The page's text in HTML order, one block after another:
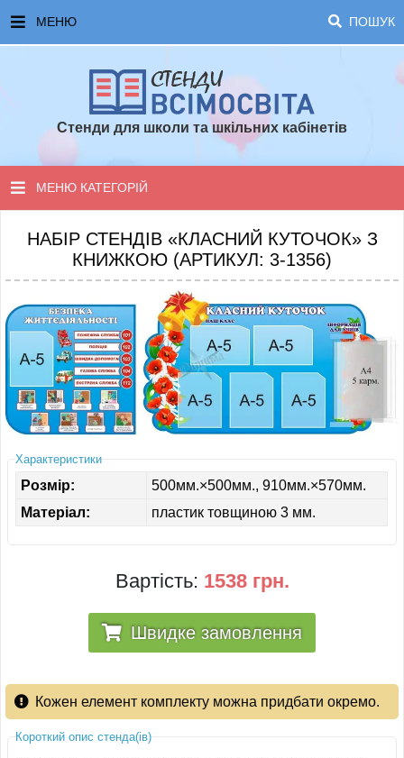
МЕНЮ ПОШУК
ЧАСТІ ЗАПИТАННЯ ТА ВІДПОВІДІ
ТОПОВІ ПРОПОЗИЦІЇ
Стенди для школи та шкільних кабінетів
МЕНЮ КАТЕГОРІЙ
СТЕНДИ ДЛЯ НУШ
СТЕНДИ ДЛЯ ПОЧАТКОВОЇ ШКОЛИ
СТЕНДИ ДЛЯ КАБІНЕТІВ
СТЕНДИ ДЛЯ ШКОЛИ
ІНШЕ
НАБІР СТЕНДІВ «КЛАСНИЙ КУТОЧОК» З
КНИЖКОЮ (АРТИКУЛ: 3-1356)
Характеристики
Розмір:
500мм.×500мм., 910мм.×570мм.
Матеріал:
пластик товщиною 3 мм.
Вартість: 1538 грн.
Швидке замовлення
Кожен елемент комплекту можна придбати окремо.
Короткий опис стенда(ів)